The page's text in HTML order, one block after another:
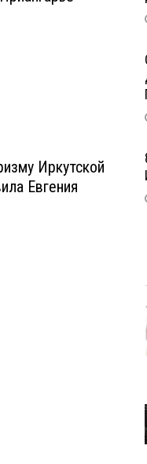
Иркутской
Евгения